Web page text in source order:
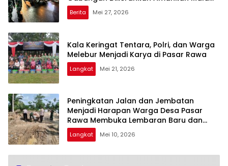
Takbiran dan Sholat Idul Adha 1447 H
Berita Mei 27, 2026
Kala Keringat Tentara, Polri, dan Warga
Melebur Menjadi Karya di Pasar Rawa
Langkat Mei 21, 2026
Peningkatan Jalan dan Jembatan
Menjadi Harapan Warga Desa Pasar
Rawa Membuka Lembaran Baru dan
Rezeki Baru
Langkat Mei 10, 2026